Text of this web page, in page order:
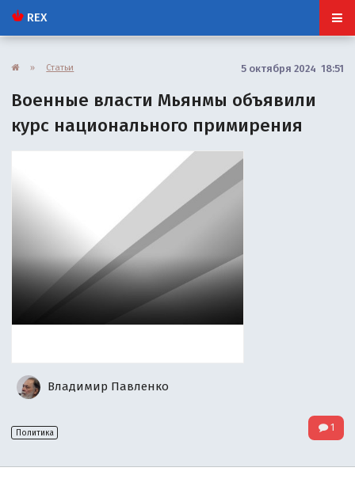
REX
» Статьи 5 октября 2024 18:51
Военные власти Мьянмы объявили
курс национального примирения
Владимир Павленко
Политика 1